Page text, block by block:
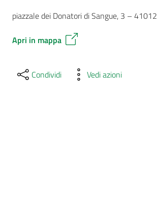
piazzale dei Donatori di Sangue, 3 – 41012
Apri in mappa
Condividi Vedi azioni